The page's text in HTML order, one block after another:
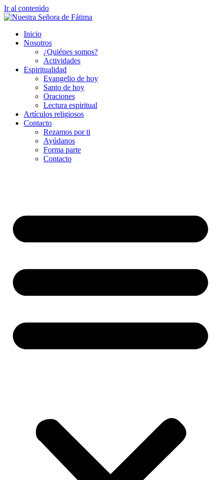
Ir al contenido
Inicio
Nosotros
¿Quiénes somos?
Actividades
Espiritualidad
Evangelio de hoy
Santo de hoy
Oraciones
Lectura espiritual
Artículos religiosos
Contacto
Rezamos por ti
Ayúdanos
Forma parte
Contacto